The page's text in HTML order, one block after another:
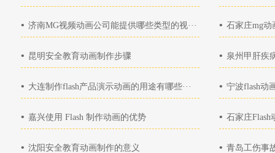
• 济南MG视频动画公司能提供哪些类型的视··· • 石家庄mg动
• 昆明安全教育动画制作步骤 • 泉州甲肝疾
• 大连制作flash产品演示动画的用途有哪些··· • 宁波flash动
• 嘉兴使用 Flash 制作动画的优势 • 石家庄Flash
• 沈阳安全教育动画制作的意义 • 青岛工伤事